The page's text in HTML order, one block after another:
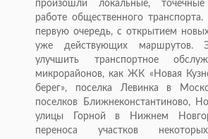
произошли локальные,
работе общественного
первую очередь, с открытием
уже действующих маршрутов.
улучшить транспортное
микрорайонов, как ЖК «Новая
берег», поселка Левинка в
поселков Ближнеконстантиново,
улицы Горной в Нижнем
переноса участков